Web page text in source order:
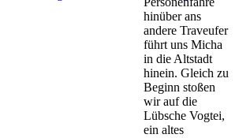
hinüber ans
andere Traveufer
führt uns Micha
in die Altstadt
hinein. Gleich zu
Beginn stoßen
wir auf die
Lübsche Vogtei,
ein altes